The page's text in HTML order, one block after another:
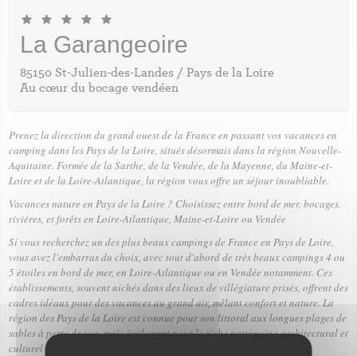
La Garangeoire
85150 St-Julien-des-Landes / Pays de la Loire
Au cœur du bocage vendéen
Prenez la direction du grand ouest de la France en passant vos vacances en
camping dans les Pays de la Loire, situés désormais dans la région Nouvelle-
Aquitaine. Formée de la Sarthe, de la Vendée, de la Mayenne, du Maine-et-
Loire et de la Loire-Atlantique, la région vous offre un séjour inoubliable.
Vacances nature en Pays de la Loire ? Choisissez entre bord de mer, bocages,
rivières, et forêts en Loire-Atlantique, Maine-et-Loire ou Vendée
Si vous recherchez un des plus beaux campings de France en Pays de Loire,
vous avez l'embarras du choix, avec tout d'abord de très beaux campings 4 ou
5 étoiles en bord de mer, en Loire-Atlantique ou en Vendée notamment. Ces
établissements, souvent nichés dans deslieux de villégiature prisés, offrent des
cadres idéaux pour des vacances au grand air, mêlant confort et nature. La
région des Pays de la Loire est connue pour son littoral aux longues plages de
sables à perte de vue, mais également pour le riche patrimoine architectural et
culturel de la vallée de la Loire.